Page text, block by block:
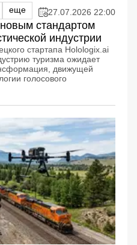
еще 27.07.2026 22:00
стандартом
индустрии
стартапа Holologix.ai
туризма ожидает
движущей
голосового